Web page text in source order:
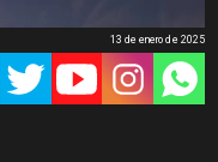
13 de enero de 2025